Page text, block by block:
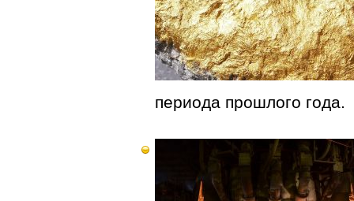
периода прошлого года.